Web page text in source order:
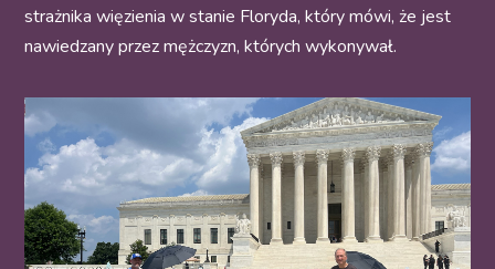
strażnika więzienia w stanie Floryda, który mówi, że jest
nawiedzany przez mężczyzn, których wykonywał.